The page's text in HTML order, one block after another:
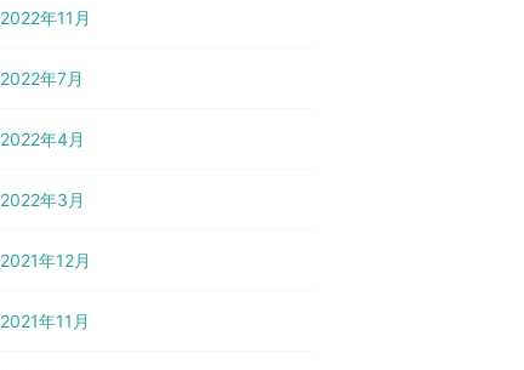
2022年11月
2022年7月
2022年4月
2022年3月
2021年12月
2021年11月